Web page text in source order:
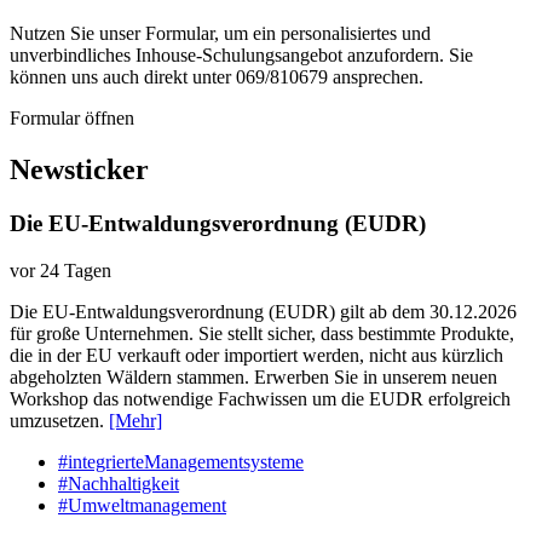
Nutzen Sie unser Formular, um ein personalisiertes und
unverbindliches Inhouse-Schulungs­angebot anzufordern. Sie
können uns auch direkt unter 069/810679 ansprechen.
Formular öffnen
Newsticker
Die EU-Entwaldungsverordnung (EUDR)
vor 24 Tagen
Die EU-Entwaldungsverordnung (EUDR) gilt ab dem 30.12.2026
für große Unternehmen. Sie stellt sicher, dass bestimmte Produkte,
die in der EU verkauft oder importiert werden, nicht aus kürzlich
abgeholzten Wäldern stammen. Erwerben Sie in unserem neuen
Workshop das notwendige Fachwissen um die EUDR erfolgreich
umzusetzen. [Mehr]
#integrierteManagementsysteme
#Nachhaltigkeit
#Umweltmanagement